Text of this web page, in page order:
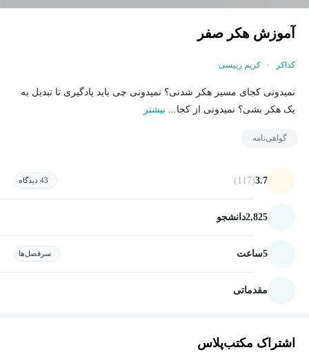
آموزش هکر صفر
کداکر کریم رییسی
نمیدونی کجای مسیر هکر شدنی؟ نمیدونی چی باید یادگیری تا تبدیل به
یک هکر بشی؟ نمیدونی از کجا... بیشتر
گواهی‌نامه
3.7
(117) 43 دیدگاه
2,825دانشجو
5ساعت سرفصل‌ها
مقدماتی
اشتراک مکتب‌پلاس